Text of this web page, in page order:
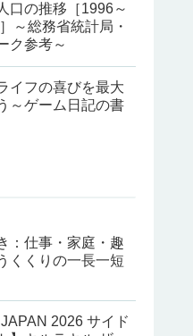
口の推移［1996～
～総務省統計局・
ク参考～
イフの喜びを最大
～ゲーム日記の書
：仕事・家庭・趣
くくりの一長一短
JAPAN 2026 サイド